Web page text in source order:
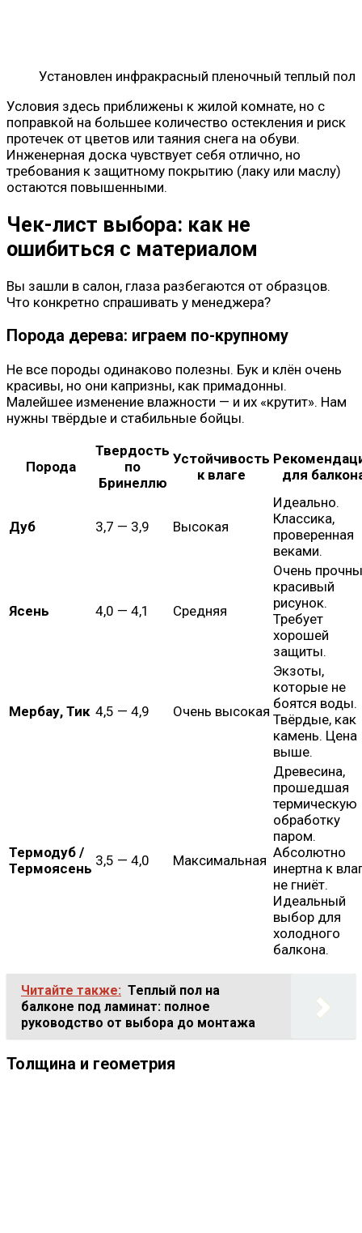
Установлен инфракрасный пленочный теплый пол
Условия здесь приближены к жилой комнате, но с
поправкой на большее количество остекления и риск
протечек от цветов или таяния снега на обуви.
Инженерная доска чувствует себя отлично, но
требования к защитному покрытию (лаку или маслу)
остаются повышенными.
Чек-лист выбора: как не
ошибиться с материалом
Вы зашли в салон, глаза разбегаются от образцов.
Что конкретно спрашивать у менеджера?
Порода дерева: играем по-крупному
Не все породы одинаково полезны. Бук и клён очень
красивы, но они капризны, как примадонны.
Малейшее изменение влажности — и их «крутит». Нам
нужны твёрдые и стабильные бойцы.
Порода
Твердость
по
Бринеллю
Устойчивость
к влаге
для
Дуб 3,7 — 3,9 Высокая
Идеально.
Классика,
проверенная
веками.
Ясень 4,0 — 4,1 Средняя
Очень
красивый
рисунок.
Требует
хорошей
защиты.
Мербау, Тик 4,5 — 4,9 Очень высокая
Экзоты,
которые не
боятся воды.
Твёрдые, как
камень. Цена
выше.
Термодуб /
Термоясень 3,5 — 4,0 Максимальная
Древесина,
прошедшая
термическую
обработку
паром.
Абсолютно
инертна к
не гниёт.
Идеальный
выбор для
холодного
балкона.
Читайте также: Теплый пол на
балконе под ламинат: полное
руководство от выбора до монтажа
Толщина и геометрия